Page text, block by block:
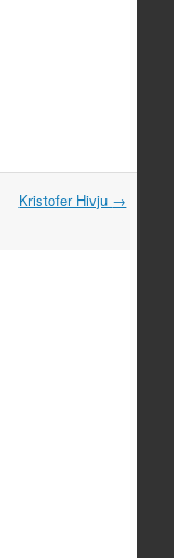
Kristofer Hivju →